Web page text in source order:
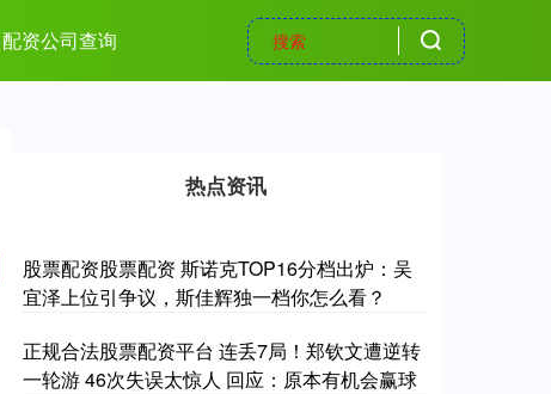
配资公司查询
热点资讯
股票配资股票配资 斯诺克TOP16分档出炉：吴
宜泽上位引争议，斯佳辉独一档你怎么看？
正规合法股票配资平台 连丢7局！郑钦文遭逆转
一轮游 46次失误太惊人 回应：原本有机会赢球